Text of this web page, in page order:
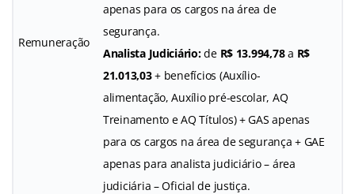
Remuneração
apenas para os cargos na área de
segurança.
Analista Judiciário:de R$ 13.994,78a R$
21.013,03+ benefícios (Auxílio-
alimentação, Auxílio pré-escolar, AQ
Treinamento e AQ Títulos) + GAS apenas
para os cargos na área de segurança + GAE
apenas para analista judiciário – área
judiciária – Oficial de justiça.